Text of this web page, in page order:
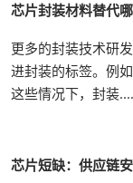
芯片封装材料替代哪
更多的封装技术研
进封装的标签。例
这些情况下，封装
芯片短缺：供应链